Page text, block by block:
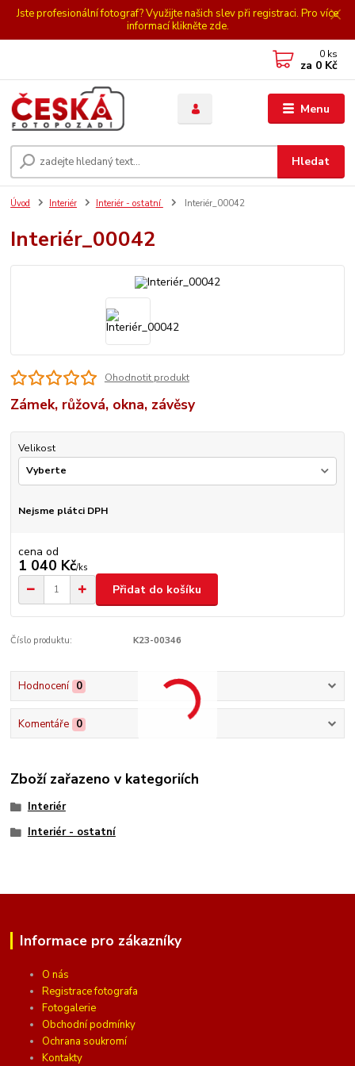
Jste profesionální fotograf? Využijte našich slev při registraci. Pro více
informací klikněte zde.
Menu
Hledat
0 ks
za 0 Kč
Úvod Interiér Interiér - ostatní Interiér_00042
Interiér_00042
Ohodnotit produkt
Zámek, růžová, okna, závěsy
Velikost
Nejsme plátci DPH
cena od
1 040 Kč/ks
Přidat do košíku
Číslo produktu: K23-00346
Hodnocení 0
Komentáře 0
Zboží zařazeno v kategoriích
Interiér
Interiér - ostatní
Informace pro zákazníky
O nás
Registrace fotografa
Fotogalerie
Obchodní podmínky
Ochrana soukromí
Kontakty